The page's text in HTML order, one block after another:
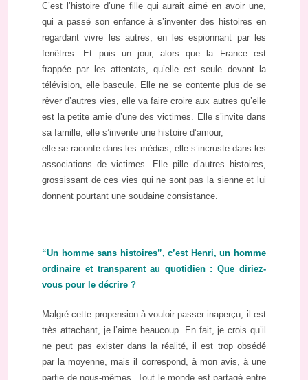
C’est l’histoire d’une fille qui aurait aimé en avoir une,
qui a passé son enfance à s’inventer des histoires en
regardant vivre les autres, en les espionnant par les
fenêtres. Et puis un jour, alors que la France est
frappée par les attentats, qu’elle est seule devant la
télévision, elle bascule. Elle ne se contente plus de se
rêver d’autres vies, elle va faire croire aux autres qu’elle
est la petite amie d’une des victimes. Elle s’invite dans
sa famille, elle s’invente une histoire d’amour,
elle se raconte dans les médias, elle s’incruste dans les
associations de victimes. Elle pille d’autres histoires,
grossissant de ces vies qui ne sont pas la sienne et lui
donnent pourtant une soudaine consistance.
“Un homme sans histoires”, c’est Henri, un homme
ordinaire et transparent au quotidien : Que diriez-
vous pour le décrire ?
Malgré cette propension à vouloir passer inaperçu, il est
très attachant, je l’aime beaucoup. En fait, je crois qu’il
ne peut pas exister dans la réalité, il est trop obsédé
par la moyenne, mais il correspond, à mon avis, à une
partie de nous-mêmes. Tout le monde est partagé entre